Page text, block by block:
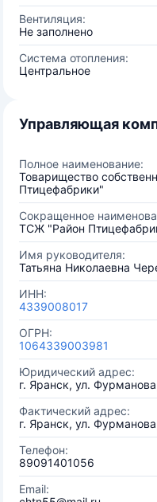
Вентиляция:
Не заполнено
Система отопления:
Центральное
Управляющая
Полное наименование:
Товарищество
Птицефабрики"
Сокращенное
ТСЖ "Район
Имя руководителя:
Татьяна Николаевна
ИНН:
4339008017
ОГРН:
1064339003981
Юридический адрес:
г. Яранск, ул.
Фактический адрес:
г. Яранск, ул.
Телефон:
89091401056
Email: